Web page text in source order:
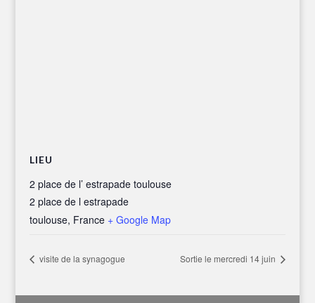
LIEU
2 place de l’ estrapade toulouse
2 place de l estrapade
toulouse, France + Google Map
visite de la synagogue Sortie le mercredi 14 juin